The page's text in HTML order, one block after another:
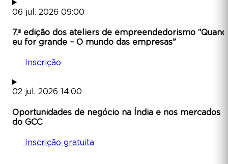
06 jul. 2026 09:00
7.ª edição dos ateliers de empreendedorismo
eu for grande – O mundo das empresas”
Inscrição
02 jul. 2026 14:00
Oportunidades de negócio na Índia e nos mercados
do GCC
Inscrição gratuita